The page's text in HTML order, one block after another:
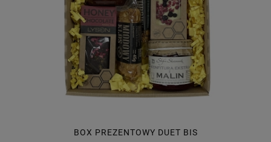
BOX PREZENTOWY DUET BIS